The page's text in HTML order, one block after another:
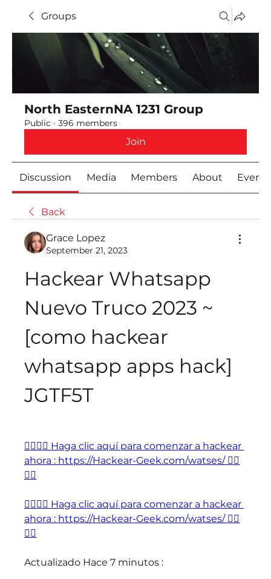
Groups
North EasternNA 1231 Group
Public · 396 members
Join
Discussion Media Members About Events
Back
Grace Lopez
September 21, 2023
Hackear Whatsapp
Nuevo Truco 2023 ~
[como hackear
whatsapp apps hack]
JGTF5T
👉🏻👉🏻 Haga clic aquí para comenzar a hackear
ahora : https://Hackear-Geek.com/watses/ 👈🏻
👈🏻
👉🏻👉🏻 Haga clic aquí para comenzar a hackear
ahora : https://Hackear-Geek.com/watses/ 👈🏻
👈🏻
Actualizado Hace 7 minutos :